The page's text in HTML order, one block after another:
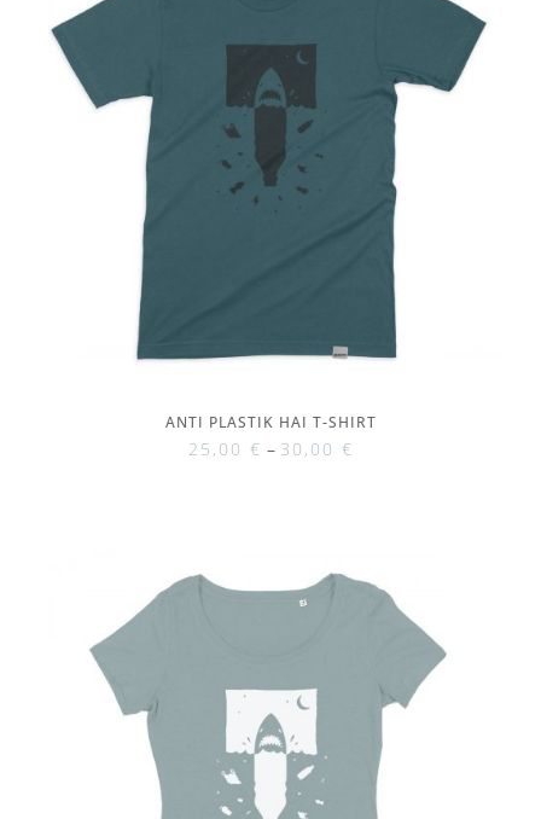
ANTI PLASTIK HAI T-SHIRT
25,00 € – 30,00 €